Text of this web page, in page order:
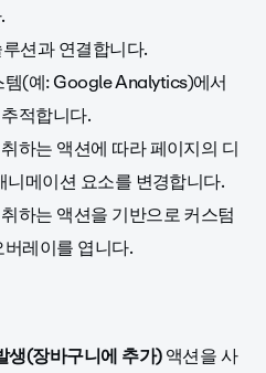
션과 연결합니다.
(예: Google Analytics)에서
적합니다.
하는 액션에 따라 페이지의 디
니메이션 요소를 변경합니다.
하는 액션을 기반으로 커스텀
레이를 엽니다.
생(장바구니에 추가)액션을 사